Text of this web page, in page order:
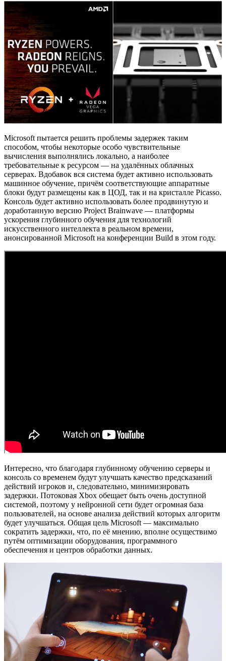
Microsoft пытается решить проблемы задержек таким
способом, чтобы некоторые особо чувствительные
вычисления выполнялись локально, а наиболее
требовательные к ресурсом — на удалённых облачных
серверах. Вдобавок вся система будет активно использовать
машинное обучение, причём соответствующие аппаратные
блоки будут размещены как в ЦОД, так и на кристалле Picasso.
Консоль будет активно использовать более продвинутую и
доработанную версию Project Brainwave — платформы
ускорения глубинного обучения для технологий
искусственного интеллекта в реальном времени,
анонсированной Microsoft на конференции Build в этом году.
Интересно, что благодаря глубинному обучению серверы и
консоль со временем будут улучшать качество предсказаний
действий игроков и, следовательно, минимизировать
задержки. Потоковая Xbox обещает быть очень доступной
системой, поэтому у нейронной сети будет огромная база
пользователей, на основе анализа действий которых алгоритм
будет улучшаться. Общая цель Microsoft — максимально
сократить задержки, что, по её мнению, вполне осуществимо
путём оптимизации оборудования, программного
обеспечения и центров обработки данных.